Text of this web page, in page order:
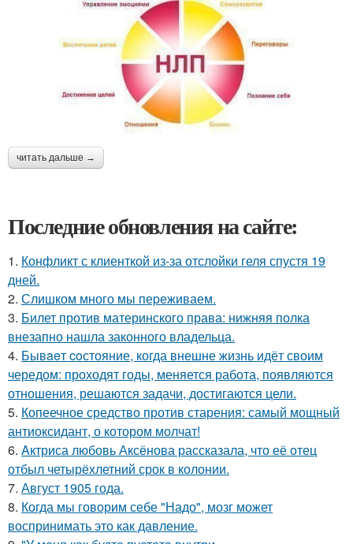
читать дальше →
Последние обновления на сайте:
1. Конфликт с клиенткой из-за отслойки геля спустя 19
дней.
2. Слишком много мы пеpеживаем.
3. Билет против материнского права: нижняя полка
внезапно нашла законного владельца.
4. Бывaeт coстояние, когда внешне жизнь идёт своим
чередом: проходят годы, меняется работа, появляются
отношения, решаются задачи, достигаются цели.
5. Копеечное средство против старения: самый мощный
антиоксидант, о котором молчат!
6. Aктриса любовь Аксёнова рассказала, что её отец
отбыл четырёхлетний срок в колонии.
7. Август 1905 года.
8. Когда мы говорим себе "Надо", мозг может
воспринимать это как давление.